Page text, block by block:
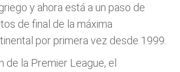
y ahora está a un paso de
de final de la máxima
por primera vez desde 1999.
de la Premier League, el